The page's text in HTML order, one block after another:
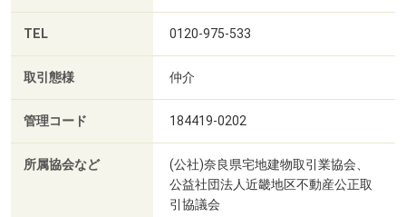
TEL 0120-975-533
取引態様 仲介
管理コード 184419-0202
所属協会など
(公社)奈良県宅地建物取引業協会、
公益社団法人近畿地区不動産公正取
引協議会